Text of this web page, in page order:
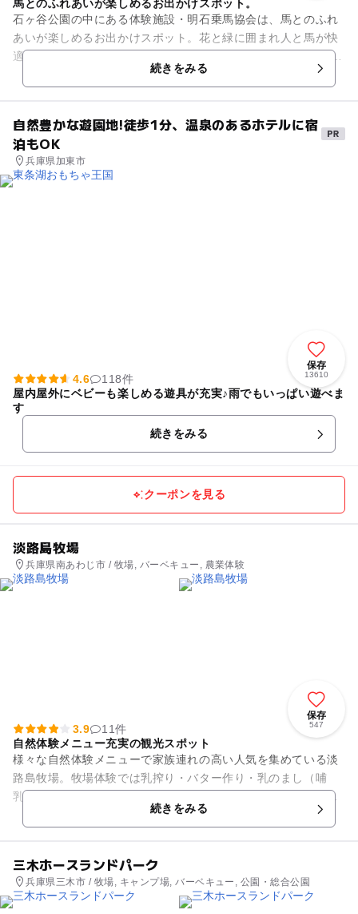
馬とのふれあいが楽しめるお出かけスポット。
石ヶ谷公園の中にある体験施設・明石乗馬協会は、馬とのふれ
あいが楽しめるお出かけスポット。花と緑に囲まれ人と馬が快
適に過ごせる 自然豊かな環境で、快適な乗馬ライフを体験でき
ます。こちらでは3歳から...続きをみる
自然豊かな遊園地!徒歩1分、温泉のあるホテルに宿
泊もOK
兵庫県加東市
保存
13610
4.6
118件
屋内屋外にベビーも楽しめる遊具が充実♪雨でもいっぱい遊べま
す
続きをみる
クーポンを見る
淡路島牧場
兵庫県南あわじ市 / 牧場, バーベキュー, 農業体験
保存
547
3.9
11件
自然体験メニュー充実の観光スポット
様々な自然体験メニューで家族連れの高い人気を集めている淡
路島牧場。牧場体験では乳搾り・バター作り・乳のまし（哺
乳）といった体験を楽しむことができ、牛さんたちから恵みを
得る酪農の大切さを学ぶことが...
続きをみる
三木ホースランドパーク
兵庫県三木市 / 牧場, キャンプ場, バーベキュー, 公園・総合公園